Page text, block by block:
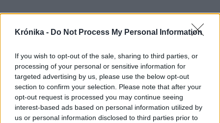
Krónika - Do Not Process My Personal Information
If you wish to opt-out of the sale, sharing to third parties, or
processing of your personal or sensitive information for
targeted advertising by us, please use the below opt-out
section to confirm your selection. Please note that after your
opt-out request is processed you may continue seeing
interest-based ads based on personal information utilized by
us or personal information disclosed to third parties prior to
Hasznos